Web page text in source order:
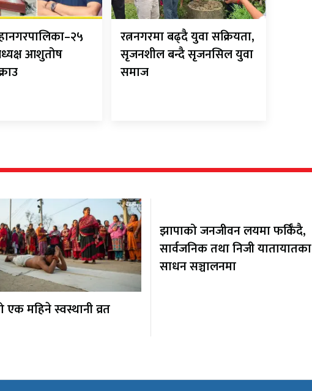
आशुतोष
रत्ननगरमा बढ्दै युवा सक्रियता,
सृजनशील बन्दै सृजनसिल युवा
समाज
एक महिने स्वस्थानी व्रत
झापाको जनजीवन लयमा फर्किँदै,
सार्वजनिक तथा निजी यातायातका
साधन सञ्चालनमा